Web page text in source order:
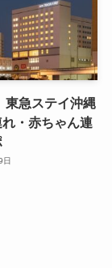
東急ステイ沖縄
・赤ちゃん連
日